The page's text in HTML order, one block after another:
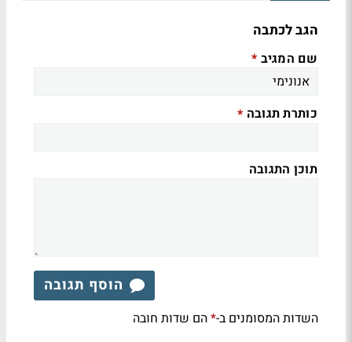
הגב לכתבה
שם המגיב *
כותרת תגובה *
תוכן התגובה
הוסף תגובה
השדות המסומנים ב-*הם שדות חובה